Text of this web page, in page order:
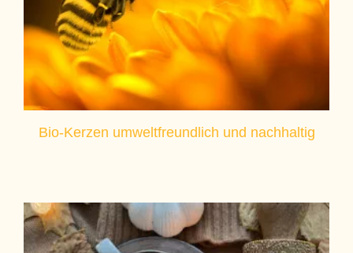
Bio-Kerzen umweltfreundlich und nachhaltig